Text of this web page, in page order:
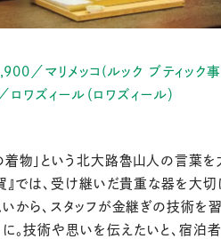
／マリメッコ(ルック ブティック事
ワズィール（ロワズィール）
着物」という北大路魯山人の言葉を
』では、受け継いだ貴重な器を大
から、スタッフが金継ぎの技術を習
に。技術や思いを伝えたいと、宿泊